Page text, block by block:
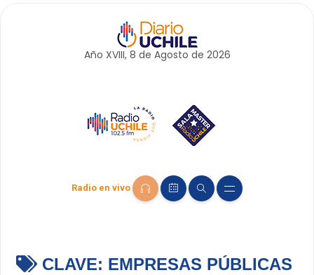
Año XVIII, 8 de Agosto de 2026
Radio en vivo
CLAVE: EMPRESAS PÚBLICAS